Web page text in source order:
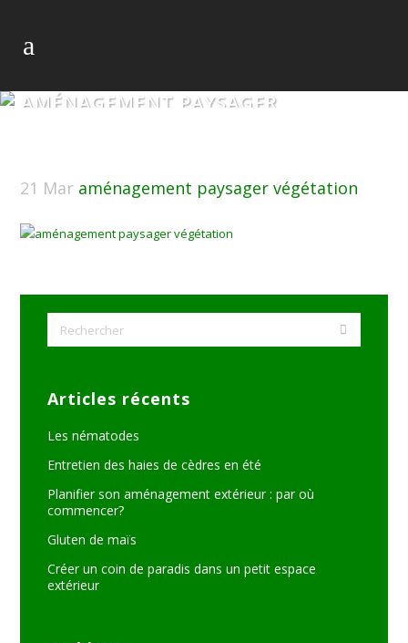
AMÉNAGEMENT PAYSAGER
21 Mar aménagement paysager végétation
Articles récents
Les nématodes
Entretien des haies de cèdres en été
Planifier son aménagement extérieur : par où
commencer?
Gluten de maïs
Créer un coin de paradis dans un petit espace
extérieur